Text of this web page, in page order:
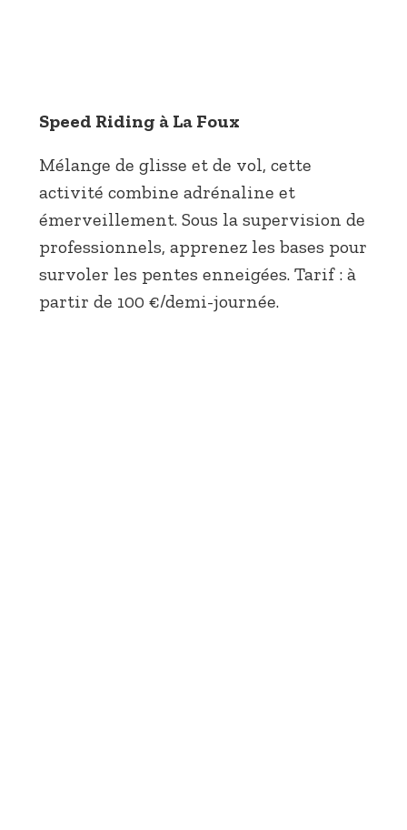
Speed Riding à La Foux
Mélange de glisse et de vol, cette
activité combine adrénaline et
émerveillement. Sous la supervision de
professionnels, apprenez les bases pour
survoler les pentes enneigées. Tarif : à
partir de 100 €/demi-journée.